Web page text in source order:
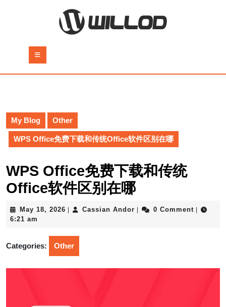
Button
My Blog Other
WPS Office免费下载和传统Office软件区别在哪
WPS Office免费下载和传统
Office软件区别在哪
May 18, 2026 May
Cassian Andor Cassian0 Comment
6:21 am
Categories: Other